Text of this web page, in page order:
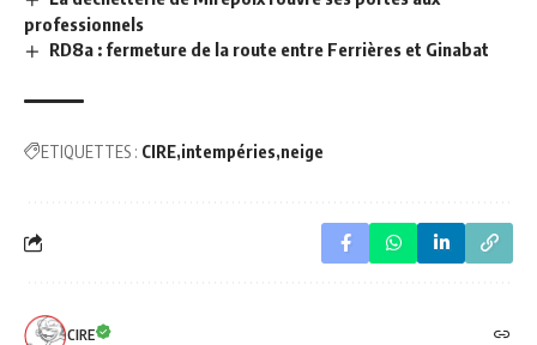
professionnels
RD8a : fermeture de la route entre Ferrières et Ginabat
ETIQUETTES : CIRE intempéries neige
CIRE